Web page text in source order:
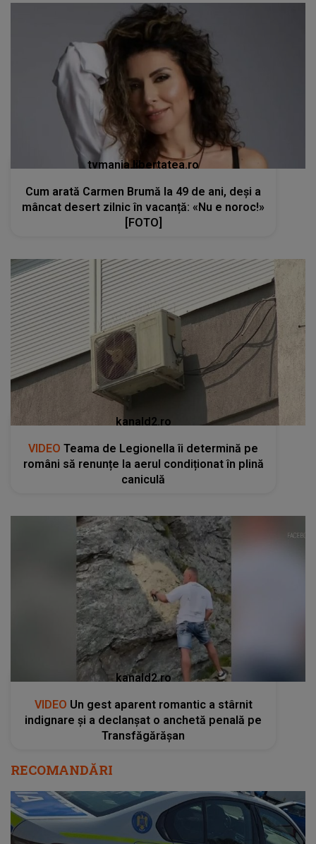
tvmania.libertatea.ro
Cum arată Carmen Brumă la 49 de ani, deși a
mâncat desert zilnic în vacanță: «Nu e noroc!»
[FOTO]
kanald2.ro
VIDEO Teama de Legionella îi determină pe
români să renunțe la aerul condiționat în plină
caniculă
kanald2.ro
VIDEO Un gest aparent romantic a stârnit
indignare și a declanșat o anchetă penală pe
Transfăgărășan
RECOMANDĂRI